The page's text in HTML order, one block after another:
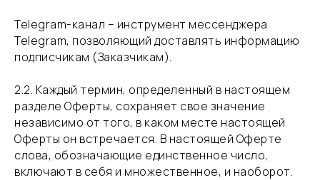
​Telegram-канал – инструмент мессенджера
Telegram, позволяющий доставлять информацию
подписчикам (Заказчикам).
​2.2. Каждый термин, определенный в настоящем
разделе Оферты, сохраняет свое значение
независимо от того, в каком месте настоящей
Оферты он встречается. В настоящей Оферте
слова, обозначающие единственное число,
включают в себя и множественное, и наоборот.